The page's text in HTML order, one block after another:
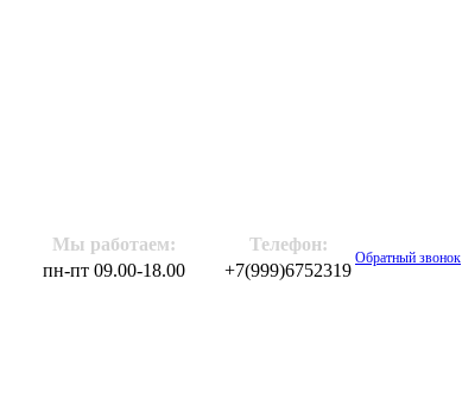
Мы работаем:
Телефон:
пн-пт 09.00-18.00
+7(999)6752319
Обратный звонок